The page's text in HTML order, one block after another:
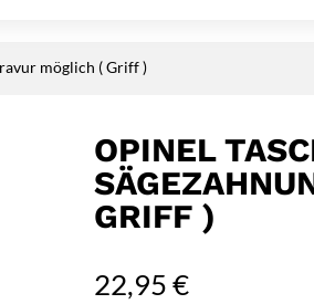
möglich ( Griff )
OPINEL
GRIFF )
22,95€